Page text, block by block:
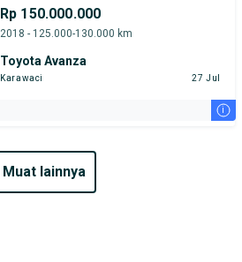
Rp 150.000.000
2018 - 125.000-130.000 km
Toyota Avanza
Karawaci 27 Jul
i
muat lainnya